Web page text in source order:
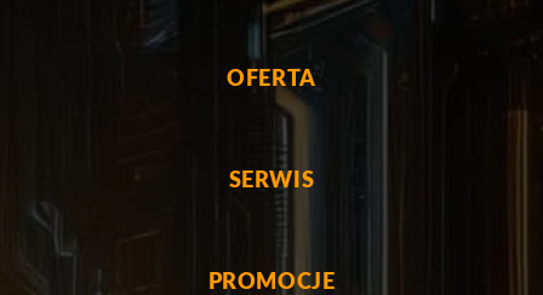
OFERTA
SERWIS
PROMOCJE